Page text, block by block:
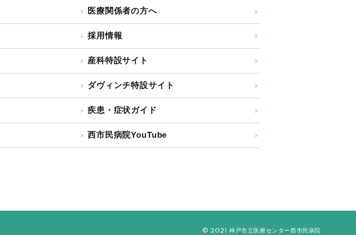
医療関係者の方へ
採用情報
産科特設サイト
ダヴィンチ特設サイト
疾患・症状ガイド
西市民病院YouTube
© 2021 神戸市立医療センター西市民病院